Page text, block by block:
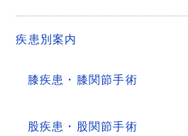
疾患別案内
膝疾患・膝関節手術
股疾患・股関節手術